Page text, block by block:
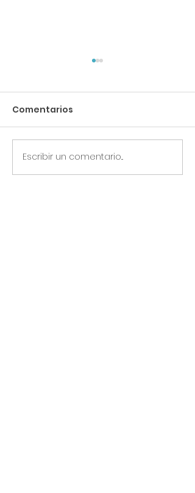
Querida Corona Virus
Universal
Comentarios
Escribir un comentario...